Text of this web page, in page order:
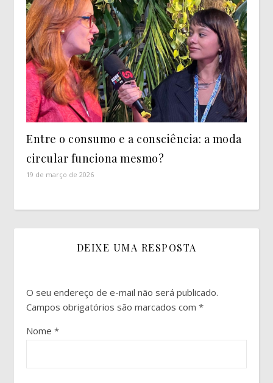
Entre o consumo e a consciência: a moda
circular funciona mesmo?
19 de março de 2026
DEIXE UMA RESPOSTA
O seu endereço de e-mail não será publicado.
Campos obrigatórios são marcados com *
Nome *